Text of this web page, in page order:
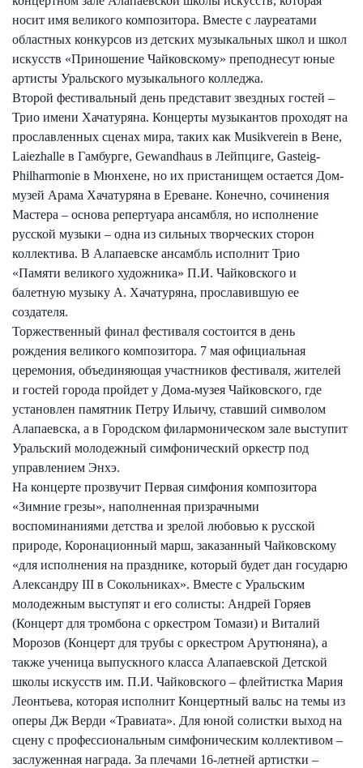
носит имя великого композитора. Вместе с лауреатами
областных конкурсов из детских музыкальных школ и школ
искусств «Приношение Чайковскому» преподнесут юные
артисты Уральского музыкального колледжа.
Второй фестивальный день представит звездных гостей –
Трио имени Хачатуряна. Концерты музыкантов проходят на
прославленных сценах мира, таких как Musikverein в Вене,
Laiezhalle в Гамбурге, Gewandhaus в Лейпциге, Gasteig-
Philharmonie в Мюнхене, но их пристанищем остается Дом-
музей Арама Хачатуряна в Ереване. Конечно, сочинения
Мастера – основа репертуара ансамбля, но исполнение
русской музыки – одна из сильных творческих сторон
коллектива. В Алапаевске ансамбль исполнит Трио
«Памяти великого художника» П.И. Чайковского и
балетную музыку А. Хачатуряна, прославившую ее
создателя.
Торжественный финал фестиваля состоится в день
рождения великого композитора. 7 мая официальная
церемония, объединяющая участников фестиваля, жителей
и гостей города пройдет у Дома-музея Чайковского, где
установлен памятник Петру Ильичу, ставший символом
Алапаевска, а в Городском филармоническом зале выступит
Уральский молодежный симфонический оркестр под
управлением Энхэ.
На концерте прозвучит Первая симфония композитора
«Зимние грезы», наполненная призрачными
воспоминаниями детства и зрелой любовью к русской
природе, Коронационный марш, заказанный Чайковскому
«для исполнения на празднике, который будет дан государю
Александру III в Сокольниках». Вместе с Уральским
молодежным выступят и его солисты: Андрей Горяев
(Концерт для тромбона с оркестром Томази) и Виталий
Морозов (Концерт для трубы с оркестром Арутюняна), а
также ученица выпускного класса Алапаевской Детской
школы искусств им. П.И. Чайковского – флейтистка Мария
Леонтьева, которая исполнит Концертный вальс на темы из
оперы Дж Верди «Травиата». Для юной солистки выход на
сцену с профессиональным симфоническим коллективом –
заслуженная награда. За плечами 16-летней артистки –